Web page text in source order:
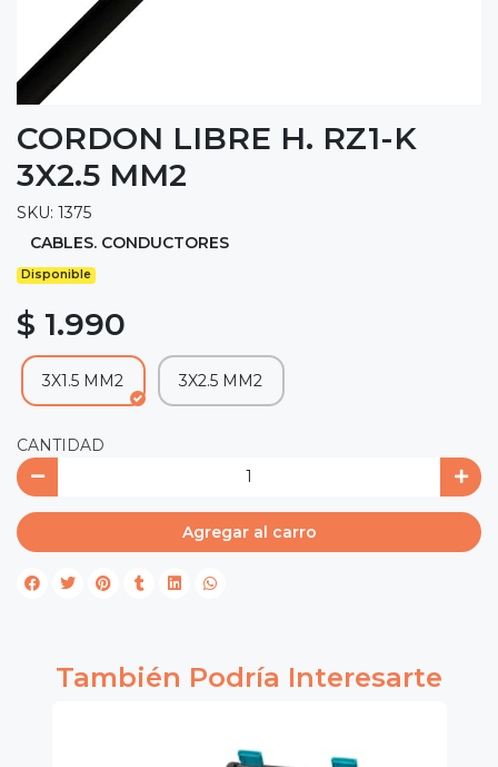
CORDON LIBRE H. RZ1-K
3X2.5 MM2
SKU: 1375
CABLES. CONDUCTORES
Disponible
$ 1.990
3X1.5 MM2 3X2.5 MM2
CANTIDAD
Agregar al carro
También Podría Interesarte